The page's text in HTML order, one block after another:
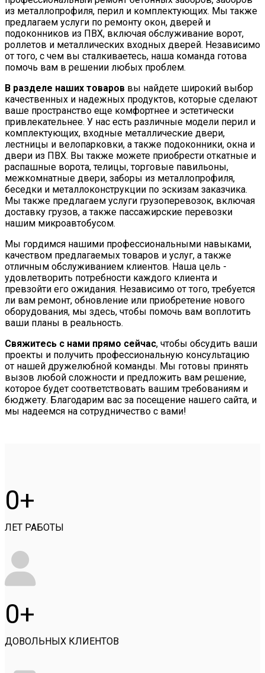
из металлопрофиля, перил и комплектующих. Мы также
предлагаем услуги по ремонту окон, дверей и
подоконников из ПВХ, включая обслуживание ворот,
роллетов и металлических входных дверей. Независимо
от того, с чем вы сталкиваетесь, наша команда готова
помочь вам в решении любых проблем.
В разделе наших товаров вы найдете широкий выбор
качественных и надежных продуктов, которые сделают
ваше пространство еще комфортнее и эстетически
привлекательнее. У нас есть различные модели перил и
комплектующих, входные металлические двери,
лестницы и велопарковки, а также подоконники, окна и
двери из ПВХ. Вы также можете приобрести откатные и
распашные ворота, телицы, торговые павильоны,
межкомнатные двери, заборы из металлопрофиля,
беседки и металлоконструкции по эскизам заказчика.
Мы также предлагаем услуги грузоперевозок, включая
доставку грузов, а также пассажирские перевозки
нашим микроавтобусом.
Мы гордимся нашими профессиональными навыками,
качеством предлагаемых товаров и услуг, а также
отличным обслуживанием клиентов. Наша цель -
удовлетворить потребности каждого клиента и
превзойти его ожидания. Независимо от того, требуется
ли вам ремонт, обновление или приобретение нового
оборудования, мы здесь, чтобы помочь вам воплотить
ваши планы в реальность.
Свяжитесь с нами прямо сейчас, чтобы обсудить ваши
проекты и получить профессиональную консультацию
от нашей дружелюбной команды. Мы готовы принять
вызов любой сложности и предложить вам решение,
которое будет соответствовать вашим требованиям и
бюджету. Благодарим вас за посещение нашего сайта, и
мы надеемся на сотрудничество с вами!
0
ЛЕТ РАБОТЫ
0
ДОВОЛЬНЫХ КЛИЕНТОВ